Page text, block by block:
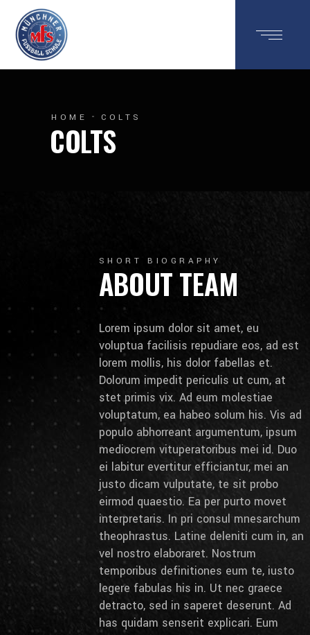
HOME COLTS
COLTS
SHORT BIOGRAPHY
ABOUT TEAM
Lorem ipsum dolor sit amet, eu
voluptua facilisis repudiare eos, ad est
lorem mollis, his dolor fabellas et.
Dolorum impedit periculis ut cum, at
stet primis vix. Ad eum molestiae
voluptatum, ea habeo solum his. Vis ad
populo abhorreant argumentum, ipsum
mediocrem vituperatoribus mei id. Duo
ei labitur evertitur efficiantur, mei an
justo dicam vulputate, te sit probo
eirmod quaestio. Ea per purto movet
interpretaris. In pri consul mnesarchum
theophrastus. Latine deleniti cum in, an
vel nostro elaboraret. Nostrum
temporibus definitiones eum te, iusto
legere fabulas his in. Ut nec graece
detracto, sed in saperet deserunt. Ad
has quidam senserit explicari. Eum